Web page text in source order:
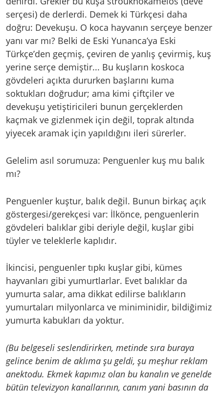
serçesi) de derlerdi. Demek ki Türkçesi daha
doğru: Devekuşu. O koca hayvanın serçeye benzer
yanı var mı? Belki de Eski Yunanca’ya Eski
Türkçe’den geçmiş, çeviren de yanlış çevirmiş, kuş
yerine serçe demiştir... Bu kuşların koskoca
gövdeleri açıkta dururken başlarını kuma
soktukları doğrudur; ama kimi çiftçiler ve
devekuşu yetiştiricileri bunun gerçeklerden
kaçmak ve gizlenmek için değil, toprak altında
yiyecek aramak için yapıldığını ileri sürerler.
Gelelim asıl sorumuza: Penguenler kuş mu balık
mı?
Penguenler kuştur, balık değil. Bunun birkaç açık
göstergesi/gerekçesi var: İlkönce, penguenlerin
gövdeleri balıklar gibi deriyle değil, kuşlar gibi
tüyler ve teleklerle kaplıdır.
İkincisi, penguenler tıpkı kuşlar gibi, kümes
hayvanları gibi yumurtlarlar. Evet balıklar da
yumurta salar, ama dikkat edilirse balıkların
yumurtaları milyonlarca ve miniminidir, bildiğimiz
yumurta kabukları da yoktur.
(Bu belgeseli seslendirirken, metinde sıra buraya
gelince benim de aklıma şu geldi, şu meşhur reklam
anektodu. Ekmek kapımız olan bu kanalın ve genelde
bütün televizyon kanallarının, canım yani basının da